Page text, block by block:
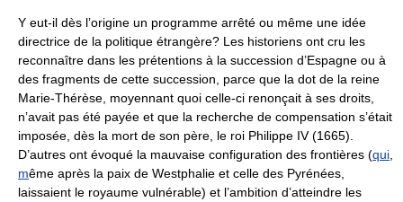
Y eut-il dès l’origine un programme arrêté ou même une idée
directrice de la politique étrangère? Les historiens ont cru les
reconnaître dans les prétentions à la succession d’Espagne ou à
des fragments de cette succession, parce que la dot de la reine
Marie-Thérèse, moyennant quoi celle-ci renonçait à ses droits,
n’avait pas été payée et que la recherche de compensation s’était
imposée, dès la mort de son père, le roi Philippe IV (1665).
D’autres ont évoqué la mauvaise configuration des frontières (qui
même après la paix de Westphalie et celle des Pyrénées,
laissaient le royaume vulnérable) et l’ambition d’atteindre les